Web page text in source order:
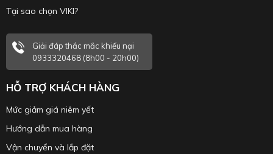
Tại sao chọn VIKI?
Giải đáp thắc mắc khiếu nại
0933320468 (8h00 - 20h00)
HỖ TRỢ KHÁCH HÀNG
Mức giảm giá niêm yết
Hướng dẫn mua hàng
Vận chuyển và lắp đặt